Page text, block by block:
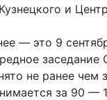
и
— это 9
не ранее чем
за 90